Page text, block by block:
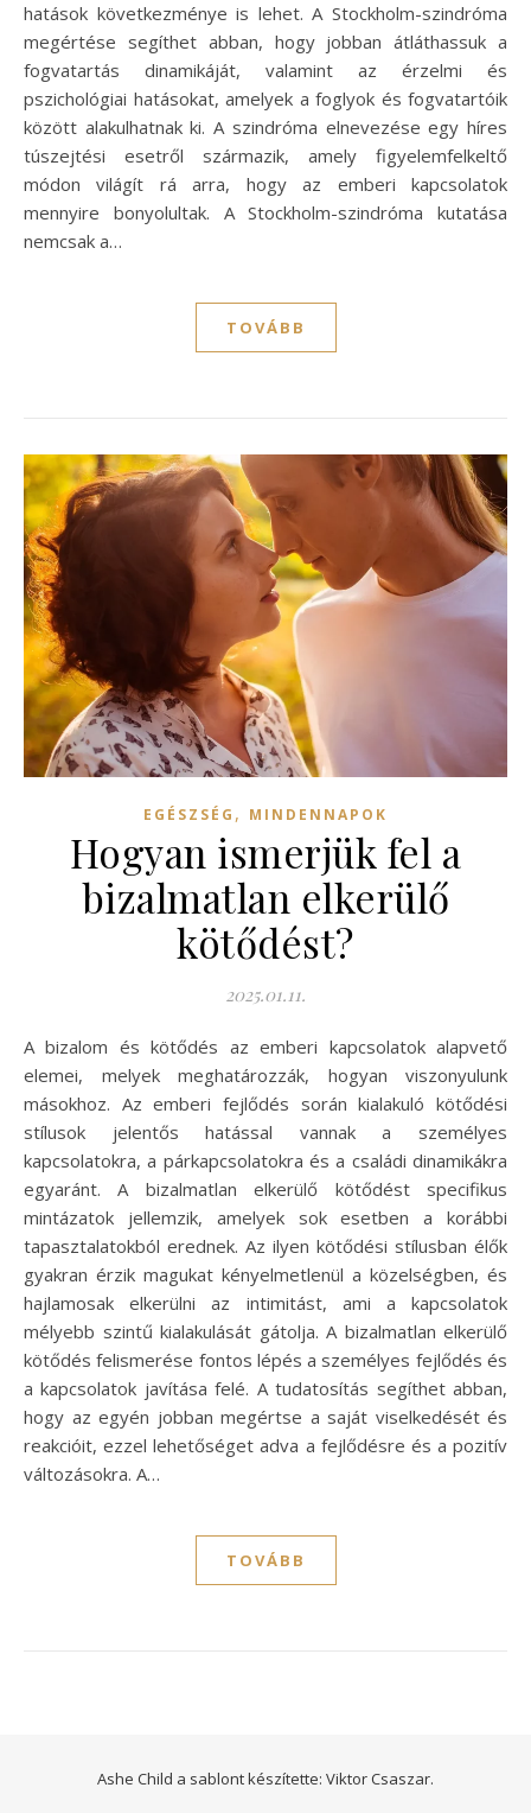
hatások következménye is lehet. A Stockholm-szindróma
megértése segíthet abban, hogy jobban átláthassuk a
fogvatartás dinamikáját, valamint az érzelmi és
pszichológiai hatásokat, amelyek a foglyok és fogvatartóik
között alakulhatnak ki. A szindróma elnevezése egy híres
túszejtési esetről származik, amely figyelemfelkeltő
módon világít rá arra, hogy az emberi kapcsolatok
mennyire bonyolultak. A Stockholm-szindróma kutatása
nemcsak a…
TOVÁBB
EGÉSZSÉG , MINDENNAPOK
Hogyan ismerjük fel a
bizalmatlan elkerülő
kötődést?
2025.01.11.
A bizalom és kötődés az emberi kapcsolatok alapvető
elemei, melyek meghatározzák, hogyan viszonyulunk
másokhoz. Az emberi fejlődés során kialakuló kötődési
stílusok jelentős hatással vannak a személyes
kapcsolatokra, a párkapcsolatokra és a családi dinamikákra
egyaránt. A bizalmatlan elkerülő kötődést specifikus
mintázatok jellemzik, amelyek sok esetben a korábbi
tapasztalatokból erednek. Az ilyen kötődési stílusban élők
gyakran érzik magukat kényelmetlenül a közelségben, és
hajlamosak elkerülni az intimitást, ami a kapcsolatok
mélyebb szintű kialakulását gátolja. A bizalmatlan elkerülő
kötődés felismerése fontos lépés a személyes fejlődés és
a kapcsolatok javítása felé. A tudatosítás segíthet abban,
hogy az egyén jobban megértse a saját viselkedését és
reakcióit, ezzel lehetőséget adva a fejlődésre és a pozitív
változásokra. A…
TOVÁBB
Ashe Child a sablont készítette: Viktor Csaszar.